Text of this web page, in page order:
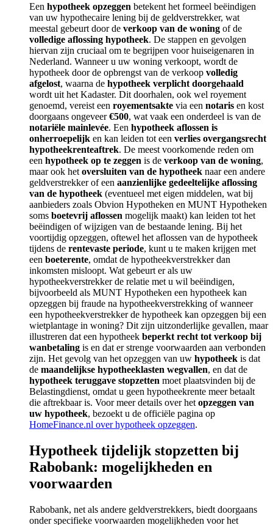
Een hypotheek opzeggen betekent het formeel beëindigen
van uw hypothecaire lening bij de geldverstrekker, wat
meestal gebeurt door de verkoop van de woning of de
volledige aflossing hypotheek. De stappen en gevolgen
hiervan zijn cruciaal om te begrijpen voor huiseigenaren in
Nederland. Wanneer u uw woning verkoopt, wordt de
hypotheek door de opbrengst van de verkoop volledig
afgelost, waarna de hypotheek verplicht doorgehaald
wordt uit het Kadaster. Dit doorhalen, ook wel royement
genoemd, vereist een royementsakte via een notaris en kost
doorgaans ongeveer€500, wat vaak een onderdeel is van de
notariële mainlevée. Een hypotheek aflossen is
onherroepelijk en kan leiden tot een verlies overgangsrecht
hypotheekrenteaftrek. De meest voorkomende reden om
een hypotheek op te zeggen is de verkoop van de woning,
maar ook het oversluiten van de hypotheek naar een andere
geldverstrekker of een aanzienlijke gedeeltelijke aflossing
van de hypotheek (eventueel met eigen middelen, wat bij
aanbieders zoals Obvion Hypotheken en MUNT Hypotheken
soms boetevrij aflossen mogelijk maakt) kan leiden tot het
beëindigen of wijzigen van de bestaande lening. Bij het
voortijdig opzeggen, oftewel het aflossen van de hypotheek
tijdens de rentevaste periode, kunt u te maken krijgen met
een boeterente, omdat de hypotheekverstrekker dan
inkomsten misloopt. Wat gebeurt er als uw
hypotheekverstrekker de relatie met u wil beëindigen,
bijvoorbeeld als MUNT Hypotheken een hypotheek kan
opzeggen bij fraude na hypotheekverstrekking of wanneer
een hypotheekverstrekker de hypotheek kan opzeggen bij een
wietplantage in woning? Dit zijn uitzonderlijke gevallen, maar
illustreren dat een hypotheek beperkt recht tot verkoop bij
wanbetaling is en dat er strenge voorwaarden aan verbonden
zijn. Het gevolg van het opzeggen van uw hypotheek is dat
de maandelijkse hypotheeklasten wegvallen, en dat de
hypotheek teruggave stopzetten moet plaatsvinden bij de
Belastingdienst, omdat u geen hypotheekrente meer betaalt
die aftrekbaar is. Voor meer details over het opzeggen van
uw hypotheek, bezoekt u de officiële pagina op
HomeFinance.nl over hypotheek opzeggen.
Hypotheek tijdelijk stopzetten bij
Rabobank: mogelijkheden en
voorwaarden
Rabobank, net als andere geldverstrekkers, biedt doorgaans
onder specifieke voorwaarden mogelijkheden voor het